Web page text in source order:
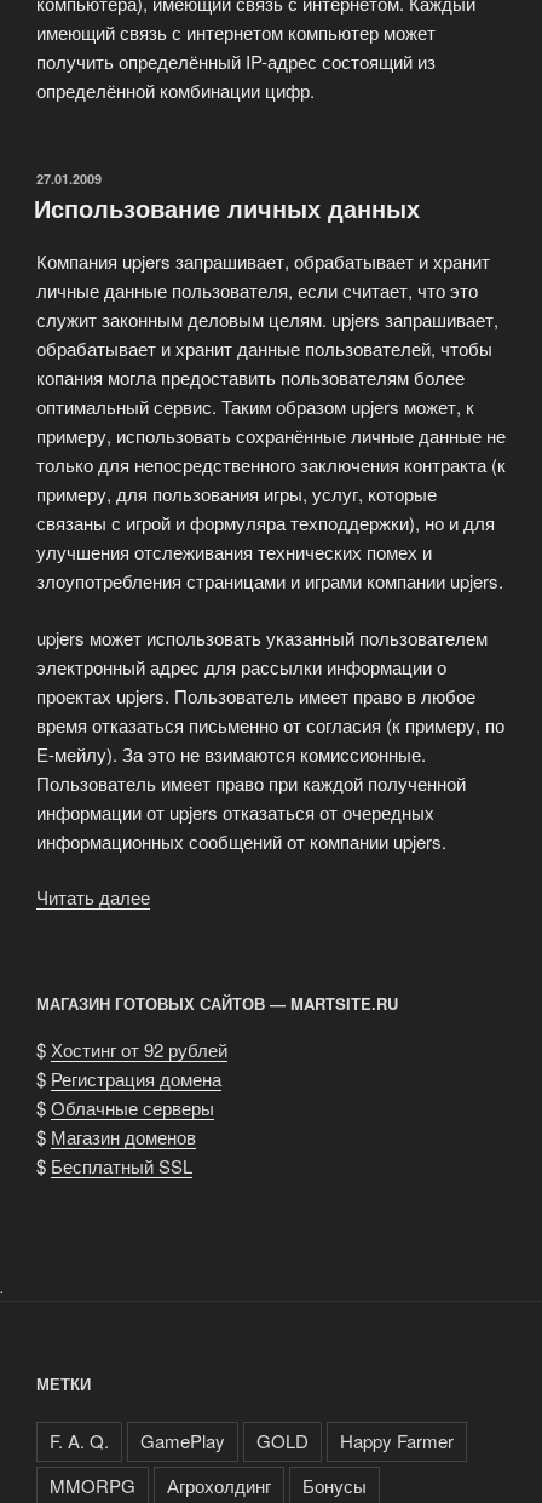
имеющий связь с интернетом компьютер может
получить определённый IP-адрес состоящий из
определённой комбинации цифр.
ОПУБЛИКОВАНО
27.01.2009
Использование личных данных
Компания upjers запрашивает, обрабатывает и хранит
личные данные пользователя, если считает, что это
служит законным деловым целям. upjers запрашивает,
обрабатывает и хранит данные пользователей, чтобы
копания могла предоставить пользователям более
оптимальный сервис. Таким образом upjers может, к
примеру, использовать сохранённые личные данные не
только для непосредственного заключения контракта (к
примеру, для пользования игры, услуг, которые
связаны с игрой и формуляра техподдержки), но и для
улучшения отслеживания технических помех и
злоупотребления страницами и играми компании upjers.
upjers может использовать указанный пользователем
электронный адрес для рассылки информации о
проектах upjers. Пользователь имеет право в любое
время отказаться письменно от согласия (к примеру, по
Е-мейлу). За это не взимаются комиссионные.
Пользователь имеет право при каждой полученной
информации от upjers отказаться от очередных
информационных сообщений от компании upjers.
Читать далее
МАГАЗИН ГОТОВЫХ САЙТОВ — MARTSITE.RU
$ Хостинг от 92 рублей
$ Регистрация домена
$Облачные серверы
$ Магазин доменов
$ Бесплатный SSL
.
МЕТКИ
F. A. Q. GamePlay GOLD
Happy Farmer
MMORPG
Агрохолдинг
Бонусы